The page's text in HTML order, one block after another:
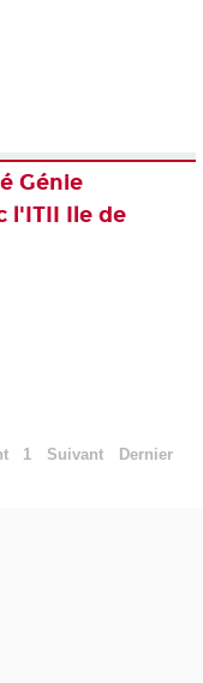
Génie
l'ITII Ile de
1 Suivant Dernier